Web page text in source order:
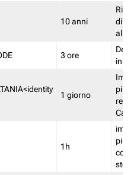
10 anni
di
3 ore
in
1 giorno
più
1h
più